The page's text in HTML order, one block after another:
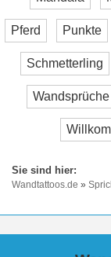
Pferd Punkte
Schmetterling
Wandsprüche
Wandtattoos.de »